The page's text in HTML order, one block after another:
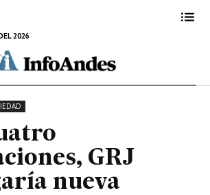
2026
Castilla el 31 de
8 DE JULIO DE 2024
GRJ
nueva